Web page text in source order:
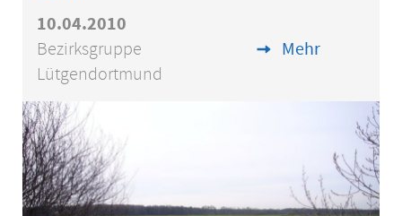
10.04.2010
Bezirksgruppe
Lütgendortmund
Mehr